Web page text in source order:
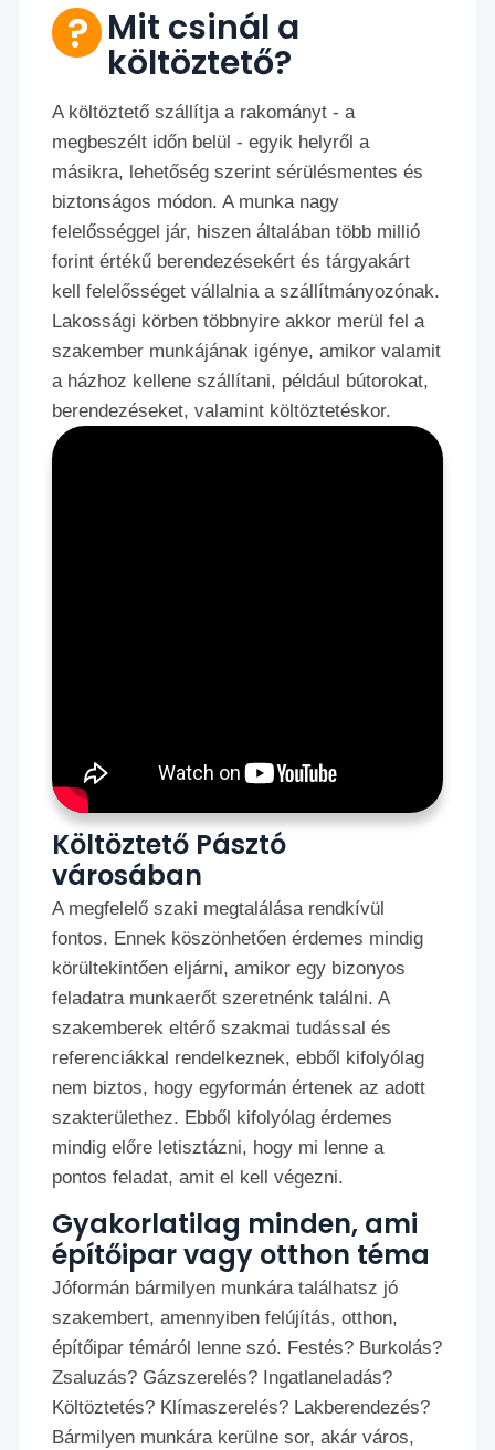
Mit csinál a
költöztető?
A költöztető szállítja a rakományt - a
megbeszélt időn belül - egyik helyről a
másikra, lehetőség szerint sérülésmentes és
biztonságos módon. A munka nagy
felelősséggel jár, hiszen általában több millió
forint értékű berendezésekért és tárgyakárt
kell felelősséget vállalnia a szállítmányozónak.
Lakossági körben többnyire akkor merül fel a
szakember munkájának igénye, amikor valamit
a házhoz kellene szállítani, például bútorokat,
berendezéseket, valamint költöztetéskor.
Költöztető Pásztó
városában
A megfelelő szaki megtalálása rendkívül
fontos. Ennek köszönhetően érdemes mindig
körültekintően eljárni, amikor egy bizonyos
feladatra munkaerőt szeretnénk találni. A
szakemberek eltérő szakmai tudással és
referenciákkal rendelkeznek, ebből kifolyólag
nem biztos, hogy egyformán értenek az adott
szakterülethez. Ebből kifolyólag érdemes
mindig előre letisztázni, hogy mi lenne a
pontos feladat, amit el kell végezni.
Gyakorlatilag minden, ami
építőipar vagy otthon téma
Jóformán bármilyen munkára találhatsz jó
szakembert, amennyiben felújítás, otthon,
építőipar témáról lenne szó. Festés? Burkolás?
Zsaluzás? Gázszerelés? Ingatlaneladás?
Költöztetés? Klímaszerelés? Lakberendezés?
Bármilyen munkára kerülne sor, akár város,